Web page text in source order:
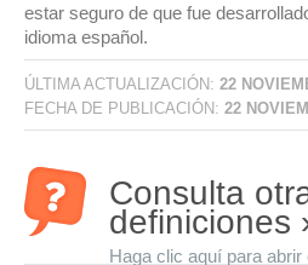
estar seguro de que fue
idioma español.
ÚLTIMA ACTUALIZACIÓN: 22
FECHA DE PUBLICACIÓN: 22
Consulta
definiciones
Haga clic aquí para